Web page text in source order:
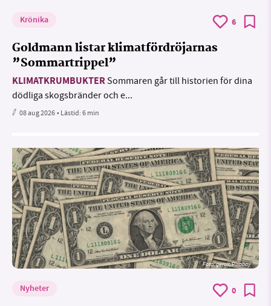
Krönika 6
Goldmann listar klimatfördröjarnas
”Sommartrippel”
KLIMATKRUMBUKTERSommaren går till historien för dina
dödliga skogsbränder och e...
08 aug 2026• Lästid:6 min
Foto:geralt/Pixabay
Nyheter 0